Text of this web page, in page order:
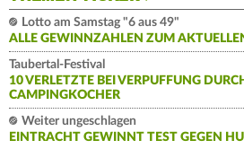
Lotto am Samstag "6 aus 49"
ALLE GEWINNZAHLEN ZUM
Taubertal-Festival
10 VERLETZTE BEI VERPUFFUNG
CAMPINGKOCHER
Weiter ungeschlagen
EINTRACHT GEWINNT TEST GEGEN